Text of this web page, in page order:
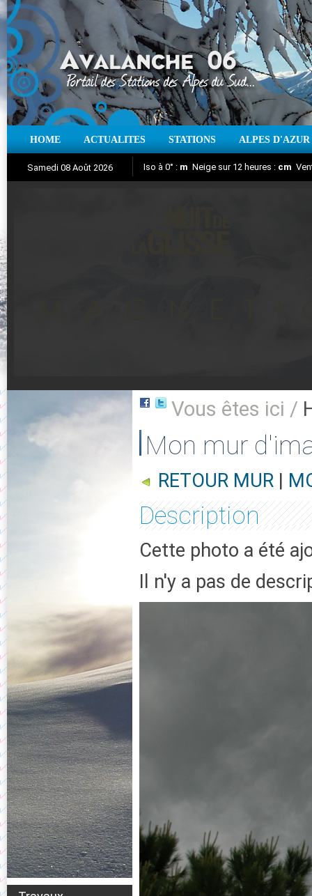
HOME ACTUALITES STATIONS ALPES D'AZUR
Samedi 08 Août 2026 Iso à 0° : m Neige sur 12 heures : cm
Vous êtes ici /
Mon mur
RETOUR MUR |
Description
Cette photo a été
Il n'y a pas de